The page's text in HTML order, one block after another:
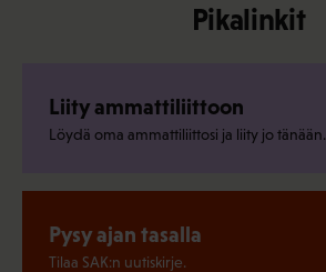
Pikalinkit
Liity ammattiliittoon
Löydä oma ammattiliittosi ja liity jo tänään.
Pysy ajan tasalla
Tilaa SAK:n uutiskirje.